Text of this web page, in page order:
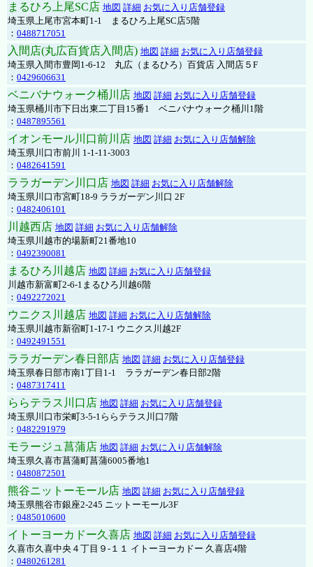
まるひろ上尾SC店 地図 詳細 お気に入り店舗登録
埼玉県上尾市宮本町1-1 まるひろ上尾SC店5階
： 0488717051
入間店(丸広百貨店入間店) 地図 詳細 お気に入り店舗登録
埼玉県入間市豊岡1-6-12 丸広（まるひろ）百貨店 入間店５F
： 0429606631
ベニバナウォーク桶川店 地図 詳細 お気に入り店舗登録
埼玉県桶川市下日出東二丁目15番1 ベニバナウォーク桶川1階
： 0487895561
イオンモール川口前川店 地図 詳細 お気に入り店舗解除
埼玉県川口市前川 1-1-11-3003
： 0482641591
ララガーデン川口店 地図 詳細 お気に入り店舗解除
埼玉県川口市宮町18-9 ララガーデン川口 2F
： 0482406101
川越西店 地図 詳細 お気に入り店舗解除
埼玉県川越市的場新町21番地10
： 0492390081
まるひろ川越店 地図 詳細 お気に入り店舗登録
川越市新富町2-6-1まるひろ川越6階
： 0492272021
ウニクス川越店 地図 詳細 お気に入り店舗解除
埼玉県川越市新宿町1-17-1 ウニクス川越2F
： 0492491551
ララガーデン春日部店 地図 詳細 お気に入り店舗登録
埼玉県春日部市南1丁目1-1 ララガーデン春日部2階
： 0487317411
ららテラス川口店 地図 詳細 お気に入り店舗登録
埼玉県川口市栄町3-5-1ららテラス川口7階
： 0482291979
モラージュ菖蒲店 地図 詳細 お気に入り店舗解除
埼玉県久喜市菖蒲町菖蒲6005番地1
： 0480872501
熊谷ニットーモール店 地図 詳細 お気に入り店舗登録
埼玉県熊谷市銀座2-245 ニットーモール3F
： 0485010600
イトーヨーカドー久喜店 地図 詳細 お気に入り店舗登録
久喜市久喜中央４丁目９-１１ イトーヨーカドー 久喜店4階
： 0480261281